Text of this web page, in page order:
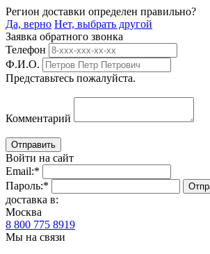
Регион доставки определен правильно?
Да, верно Нет, выбрать другой
Заявка обратного звонка
Телефон
Ф.И.О.
Представьтесь пожалуйста.
Комментарий
Войти на сайт
Email:*
Пароль:*
доставка в:
Москва
8 800 775 8919
Мы на связи